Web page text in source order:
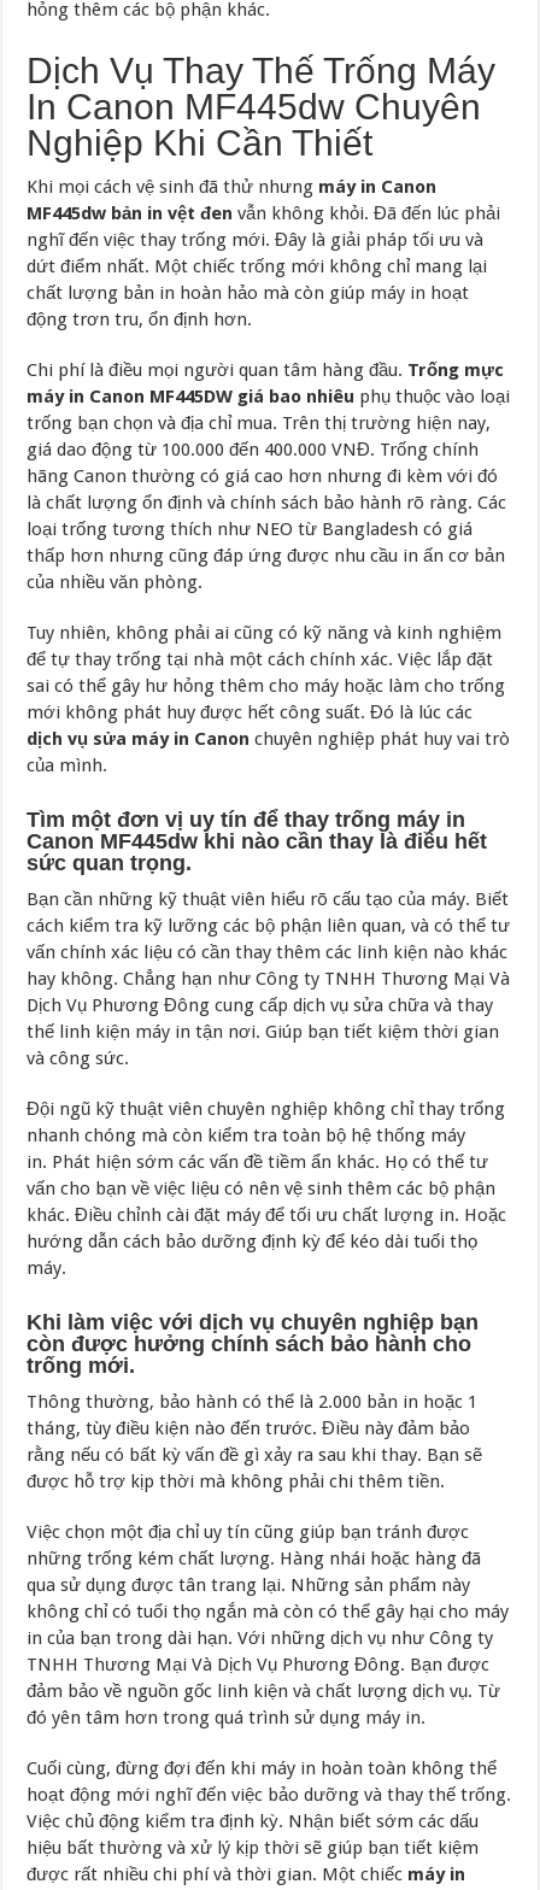
hỏng thêm các bộ phận khác.
Dịch Vụ Thay Thế Trống Máy
In Canon MF445dw Chuyên
Nghiệp Khi Cần Thiết
Khi mọi cách vệ sinh đã thử nhưng máy in Canon
MF445dw bản in vệt đen vẫn không khỏi. Đã đến lúc phải
nghĩ đến việc thay trống mới. Đây là giải pháp tối ưu và
dứt điểm nhất. Một chiếc trống mới không chỉ mang lại
chất lượng bản in hoàn hảo mà còn giúp máy in hoạt
động trơn tru, ổn định hơn.
Chi phí là điều mọi người quan tâm hàng đầu. Trống mực
máy in Canon MF445DW giá bao nhiêu phụ thuộc vào loại
trống bạn chọn và địa chỉ mua. Trên thị trường hiện nay,
giá dao động từ 100.000 đến 400.000 VNĐ. Trống chính
hãng Canon thường có giá cao hơn nhưng đi kèm với đó
là chất lượng ổn định và chính sách bảo hành rõ ràng. Các
loại trống tương thích như NEO từ Bangladesh có giá
thấp hơn nhưng cũng đáp ứng được nhu cầu in ấn cơ bản
của nhiều văn phòng.
Tuy nhiên, không phải ai cũng có kỹ năng và kinh nghiệm
để tự thay trống tại nhà một cách chính xác. Việc lắp đặt
sai có thể gây hư hỏng thêm cho máy hoặc làm cho trống
mới không phát huy được hết công suất. Đó là lúc các
dịch vụ sửa máy in Canon chuyên nghiệp phát huy vai trò
của mình.
Tìm một đơn vị uy tín để thay trống máy in
Canon MF445dw khi nào cần thay là điều hết
sức quan trọng.
Bạn cần những kỹ thuật viên hiểu rõ cấu tạo của máy. Biết
cách kiểm tra kỹ lưỡng các bộ phận liên quan, và có thể tư
vấn chính xác liệu có cần thay thêm các linh kiện nào khác
hay không. Chẳng hạn như Công ty TNHH Thương Mại Và
Dịch Vụ Phương Đông cung cấp dịch vụ sửa chữa và thay
thế linh kiện máy in tận nơi. Giúp bạn tiết kiệm thời gian
và công sức.
Đội ngũ kỹ thuật viên chuyên nghiệp không chỉ thay trống
nhanh chóng mà còn kiểm tra toàn bộ hệ thống máy
in. Phát hiện sớm các vấn đề tiềm ẩn khác. Họ có thể tư
vấn cho bạn về việc liệu có nên vệ sinh thêm các bộ phận
khác. Điều chỉnh cài đặt máy để tối ưu chất lượng in. Hoặc
hướng dẫn cách bảo dưỡng định kỳ để kéo dài tuổi thọ
máy.
Khi làm việc với dịch vụ chuyên nghiệp bạn
còn được hưởng chính sách bảo hành cho
trống mới.
Thông thường, bảo hành có thể là 2.000 bản in hoặc 1
tháng, tùy điều kiện nào đến trước. Điều này đảm bảo
rằng nếu có bất kỳ vấn đề gì xảy ra sau khi thay. Bạn sẽ
được hỗ trợ kịp thời mà không phải chi thêm tiền.
Việc chọn một địa chỉ uy tín cũng giúp bạn tránh được
những trống kém chất lượng. Hàng nhái hoặc hàng đã
qua sử dụng được tân trang lại. Những sản phẩm này
không chỉ có tuổi thọ ngắn mà còn có thể gây hại cho máy
in của bạn trong dài hạn. Với những dịch vụ như Công ty
TNHH Thương Mại Và Dịch Vụ Phương Đông. Bạn được
đảm bảo về nguồn gốc linh kiện và chất lượng dịch vụ. Từ
đó yên tâm hơn trong quá trình sử dụng máy in.
Cuối cùng, đừng đợi đến khi máy in hoàn toàn không thể
hoạt động mới nghĩ đến việc bảo dưỡng và thay thế trống.
Việc chủ động kiểm tra định kỳ. Nhận biết sớm các dấu
hiệu bất thường và xử lý kịp thời sẽ giúp bạn tiết kiệm
được rất nhiều chi phí và thời gian. Một chiếc máy in